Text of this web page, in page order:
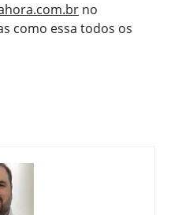
no
como essa todos os